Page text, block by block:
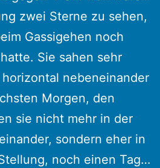
zwei Sterne zu sehen,
Gassigehen noch
Sie sahen sehr
nebeneinander
Morgen, den
sie nicht mehr in der
sondern eher in
noch einen Tag…